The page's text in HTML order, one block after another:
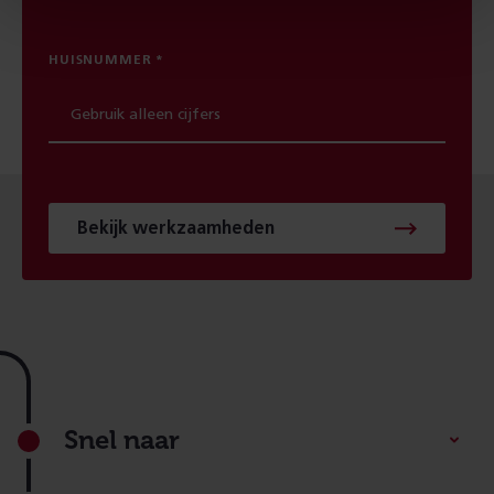
HUISNUMMER
Bekijk werkzaamheden
Footer
Snel naar